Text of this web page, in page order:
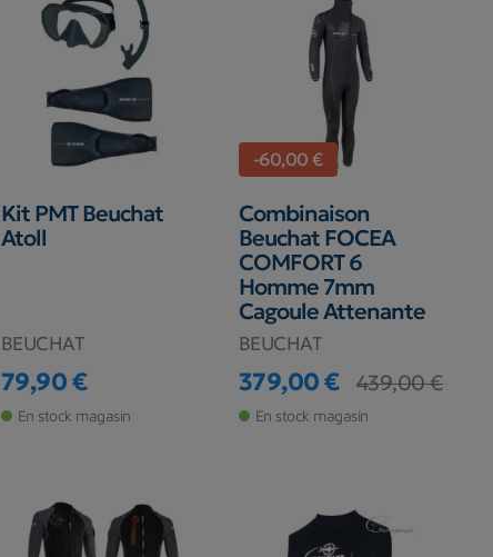
Kit PMT Beuchat
Atoll
BEUCHAT
Prix
79,90 €
En stock magasin
-60,00 €
Combinaison
Beuchat FOCEA
COMFORT 6
Homme 7mm
Cagoule Attenante
BEUCHAT
Prix
379,00 €
Prix de base
439,00 €
En stock magasin